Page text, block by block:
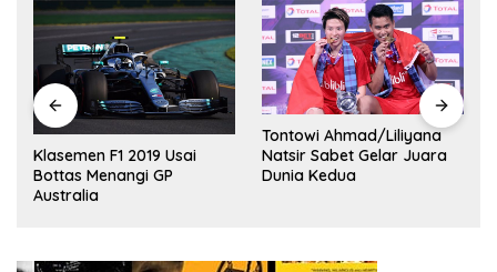
Klasemen F1 2019 Usai
Bottas Menangi GP
Australia
Tontowi Ahmad/Liliyana
Natsir Sabet Gelar Juara
Dunia Kedua